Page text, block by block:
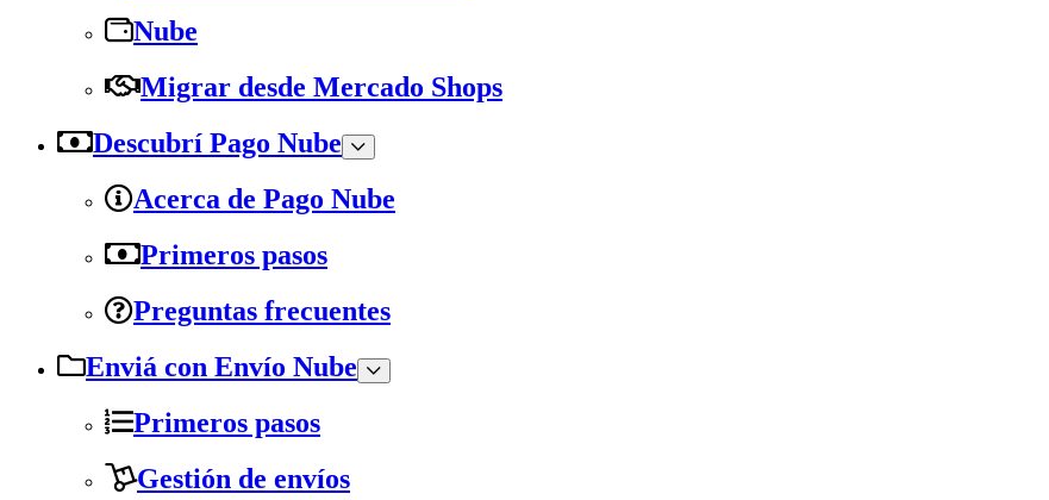
Nube
Migrar desde Mercado Shops
Descubrí Pago Nube
Acerca de Pago Nube
Primeros pasos
Preguntas frecuentes
Enviá con Envío Nube
Primeros pasos
Gestión de envíos